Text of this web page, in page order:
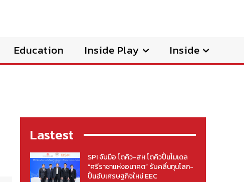
Education Inside Play Inside
Lastest
SPI จับมือ โตคิว-สห โตคิวปั้นโมเดล
“ศรีราชาแห่งอนาคต” รับคลื่นทุนโลก-
ปั้นฮับเศรษฐกิจใหม่ EEC